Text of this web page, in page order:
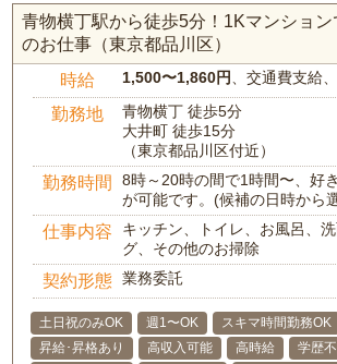
青物横丁駅から徒歩5分！1Kマンショ
のお仕事（東京都品川区）
時給 1,500〜1,860円、交通費支給
勤務地
青物横丁 徒歩5分
大井町 徒歩15分
（東京都品川区付近）
勤務時間
8時～20時の間で1時間〜、好
が可能です。(候補の日時から
仕事内容
キッチン、トイレ、お風呂、
グ、その他のお掃除
契約形態 業務委託
土日祝のみOK 週1〜OK スキマ時間勤務OK
昇給･昇格あり
高収入可能 高時給
学歴